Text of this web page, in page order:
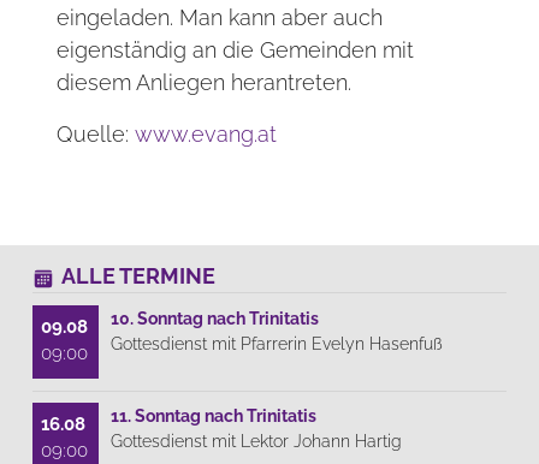
eingeladen. Man kann aber auch
eigenständig an die Gemeinden mit
diesem Anliegen herantreten.
Quelle:www.evang.at
ALLE TERMINE
09.08
09:00
10. Sonntag nach Trinitatis
Gottesdienst mit Pfarrerin Evelyn Hasenfuß
16.08
09:00
11. Sonntag nach Trinitatis
Gottesdienst mit Lektor Johann Hartig